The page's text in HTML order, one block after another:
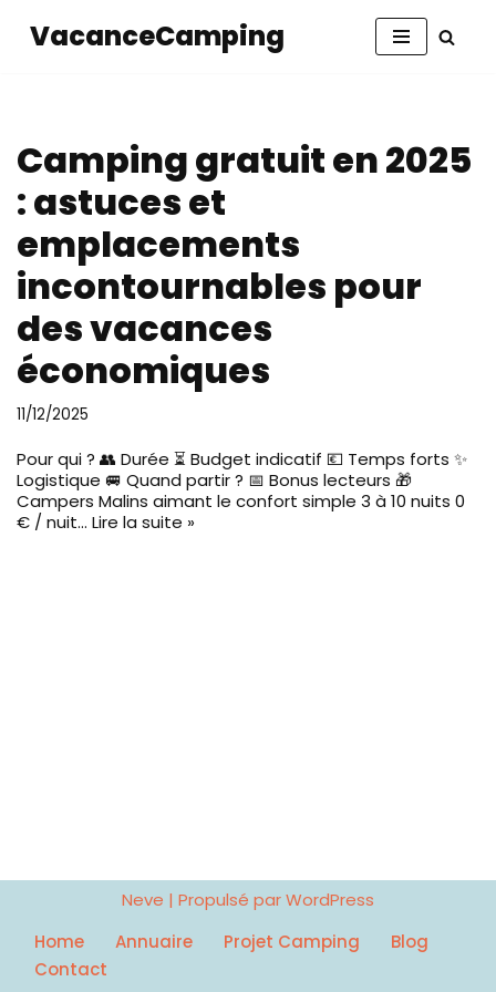
VacanceCamping
Camping gratuit en 2025
: astuces et
emplacements
incontournables pour
des vacances
économiques
11/12/2025
Pour qui ? 👥 Durée ⏳ Budget indicatif 💶 Temps forts ✨
Logistique 🚐 Quand partir ? 📅 Bonus lecteurs 🎁
Campers Malins aimant le confort simple 3 à 10 nuits 0
€ / nuit… Lire la suite »
Neve | Propulsé parWordPress
Home
Annuaire Projet Camping
Blog
Contact